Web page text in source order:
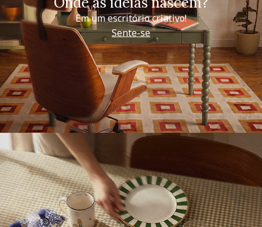
Em um escritório criativo!
Sente-se